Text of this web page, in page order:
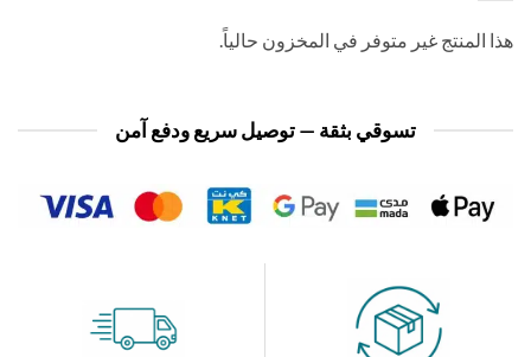
المنتج غير متوفر في المخزون حالياً.
تسوقي بثقة — توصيل سريع ودفع آمن